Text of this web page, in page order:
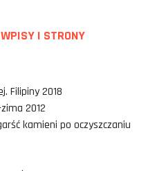
I STRONY
Filipiny 2018
2012
kamieni po oczyszczaniu